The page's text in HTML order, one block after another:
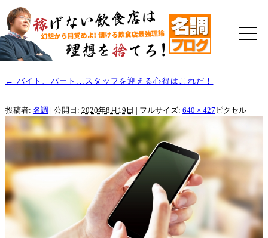
← バイト、パート…スタッフを迎える心得はこれだ！
投稿者: 名調 | 公開日: 2020年8月19日 | フルサイズ: 640 × 427 ピクセル